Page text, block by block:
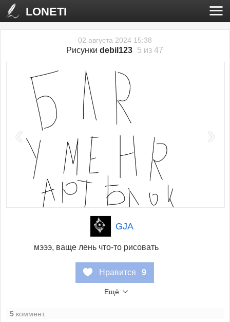
LONETI
02 августа 2024 15:38
Рисункиdebil123 5 из 47
‹ ›
GJA
мэээ, ваще лень что-то рисовать
Нравится 9
Ещё
5 коммент.